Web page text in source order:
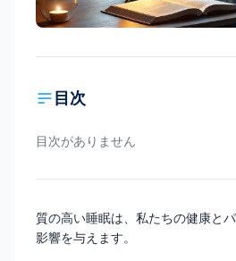
目次
目次がありません
質の高い睡眠は、私たちの健康と
影響を与えます。